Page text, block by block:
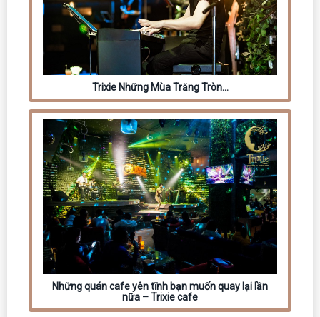
Trixie Những Mùa Trăng Tròn…
Những quán cafe yên tĩnh bạn muốn quay lại lần
nữa – Trixie cafe